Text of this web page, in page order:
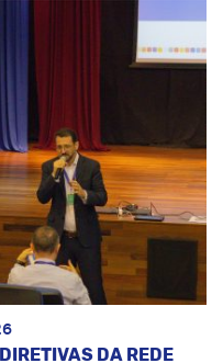
DA REDE